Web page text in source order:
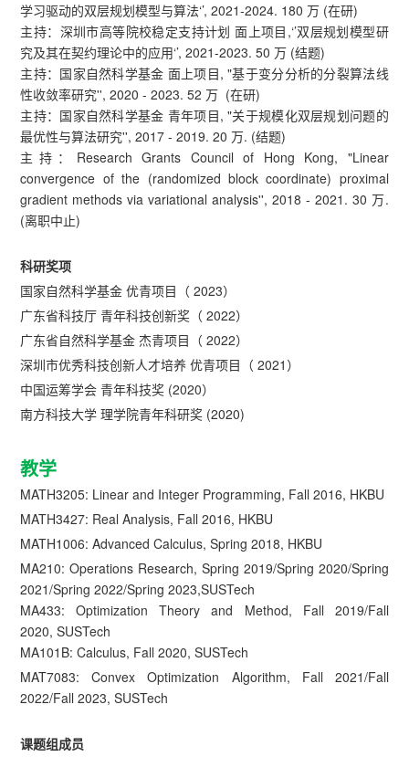
学习驱动的双层规划模型与算法‘’, 2021-2024. 180 万 (在研)
主持：深圳市高等院校稳定支持计划 面上项目,‘’双层规划模型研
究及其在契约理论中的应用‘’, 2021-2023. 50 万 (结题)
主持：国家自然科学基金 面上项目, "基于变分分析的分裂算法线
性收敛率研究'', 2020 - 2023. 52 万 (在研)
主持：国家自然科学基金 青年项目, "关于规模化双层规划问题的
最优性与算法研究'', 2017 - 2019. 20 万. (结题)
主持：Research Grants Council of Hong Kong, "Linear
convergence of the (randomized block coordinate) proximal
gradient methods via variational analysis'', 2018 - 2021. 30 万.
(离职中止)
科研奖项
国家自然科学基金 优青项目（ 2023）
广东省科技厅 青年科技创新奖（ 2022）
广东省自然科学基金 杰青项目（ 2022）
深圳市优秀科技创新人才培养 优青项目（ 2021）
中国运筹学会 青年科技奖 (2020）
南方科技大学 理学院青年科研奖 (2020)
教学
MATH3205: Linear and Integer Programming, Fall 2016, HKBU
MATH3427: Real Analysis, Fall 2016, HKBU
MATH1006: Advanced Calculus, Spring 2018, HKBU
MA210: Operations Research, Spring 2019/Spring 2020/Spring
2021/Spring 2022/Spring 2023,SUSTech
MA433: Optimization Theory and Method, Fall 2019/Fall
2020, SUSTech
MA101B: Calculus, Fall 2020, SUSTech
MAT7083: Convex Optimization Algorithm, Fall 2021/Fall
2022/Fall 2023, SUSTech
课题组成员